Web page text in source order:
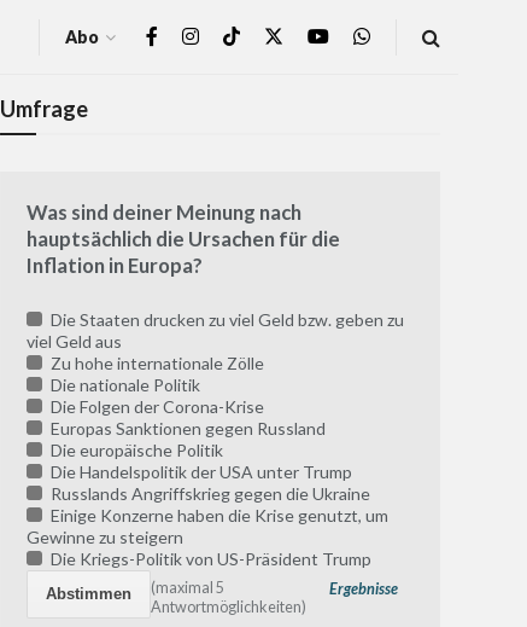
Abo
Umfrage
Was sind deiner Meinung nach
hauptsächlich die Ursachen für die
Inflation in Europa?
Die Staaten drucken zu viel Geld bzw. geben zu
viel Geld aus
Zu hohe internationale Zölle
Die nationale Politik
Die Folgen der Corona-Krise
Europas Sanktionen gegen Russland
Die europäische Politik
Die Handelspolitik der USA unter Trump
Russlands Angriffskrieg gegen die Ukraine
Einige Konzerne haben die Krise genutzt, um
Gewinne zu steigern
Die Kriegs-Politik von US-Präsident Trump
Ergebnisse
(maximal 5
Antwortmöglichkeiten)